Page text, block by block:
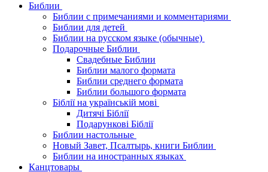
Библии
Библии с примечаниями и комментариями
Библии для детей
Библии на русском языке (обычные)
Подарочные Библии
Свадебные Библии
Библии малого формата
Библии среднего формата
Библии большого формата
Біблії на українській мові
Дитячі Біблії
Подарункові Біблії
Библии настольные
Новый Завет, Псалтырь, книги Библии
Библии на иностранных языках
Канцтовары